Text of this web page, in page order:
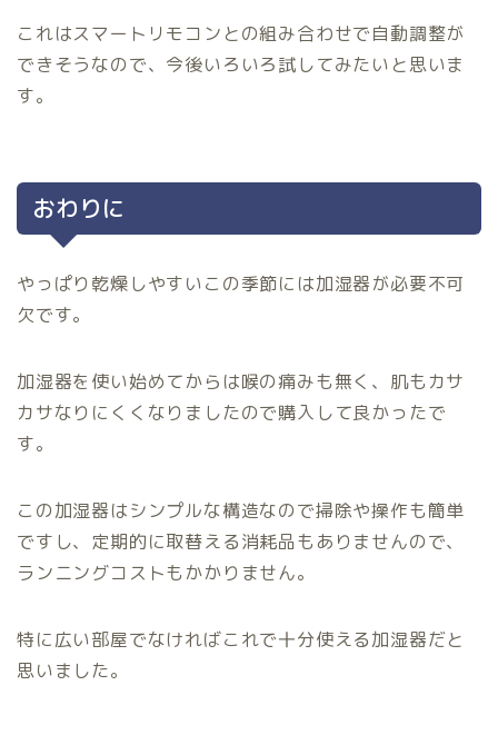
これはスマートリモコンとの組み合わせで自動調整が
できそうなので、今後いろいろ試してみたいと思いま
す。
おわりに
やっぱり乾燥しやすいこの季節には加湿器が必要不可
欠です。
加湿器を使い始めてからは喉の痛みも無く、肌もカサ
カサなりにくくなりましたので購入して良かったで
す。
この加湿器はシンプルな構造なので掃除や操作も簡単
ですし、定期的に取替える消耗品もありませんので、
ランニングコストもかかりません。
特に広い部屋でなければこれで十分使える加湿器だと
思いました。